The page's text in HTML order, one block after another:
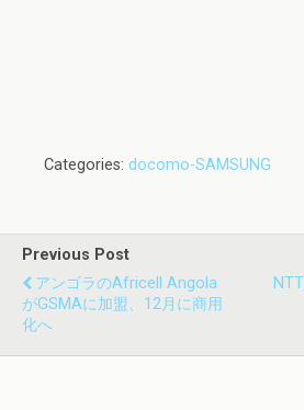
Categories: docomo-SAMSUNG
Previous Post
アンゴラのAfricell Angola
がGSMAに加盟、12月に商用
化へ